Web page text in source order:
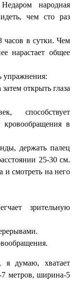
народная
чем сто раз
часов в сутки. Чем
нарастает общее
упражнения:
открыть глаза
способствует
в
держать палец
25-30 см.
и смотреть на него
зрительную
я думаю, хватает
7 метров, ширина-5